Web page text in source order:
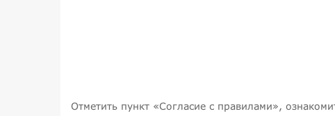
Отметить пункт «Согласие с правилами»,